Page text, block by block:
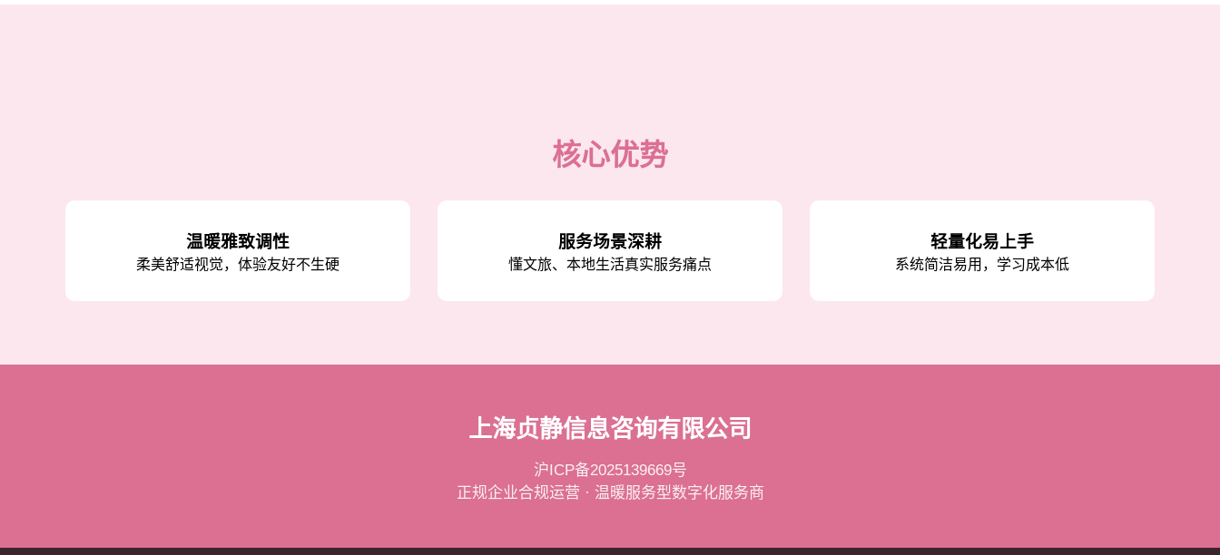
核心优势
温暖雅致调性
柔美舒适视觉，体验友好不生硬
服务场景深耕
懂文旅、本地生活真实服务痛点
轻量化易上手
系统简洁易用，学习成本低
上海贞静信息咨询有限公司
沪ICP备2025139669号
正规企业合规运营 · 温暖服务型数字化服务商